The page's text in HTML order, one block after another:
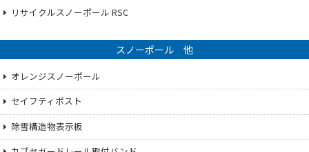
リサイクルスノーポール RSC
スノーポール 他
オレンジスノーポール
セイフティポスト
除雪構造物表示板